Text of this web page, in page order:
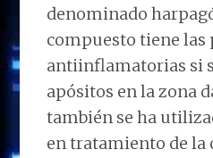
denominado
compuesto tiene las
antiinflamatorias si
apósitos en la zona
también se ha
en tratamiento de